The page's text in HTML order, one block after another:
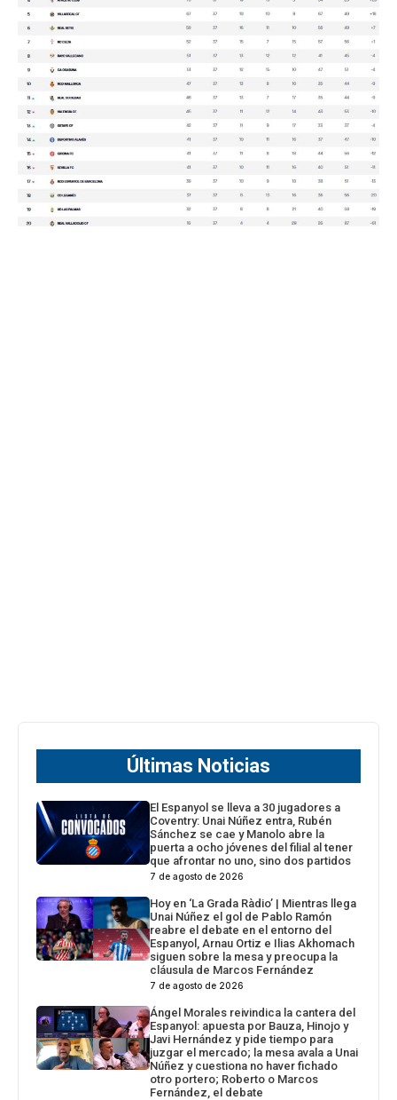
Últimas Noticias
El Espanyol se lleva a 30 jugadores a
Coventry: Unai Núñez entra, Rubén
Sánchez se cae y Manolo abre la
puerta a ocho jóvenes del filial al tener
que afrontar no uno, sino dos partidos
7 de agosto de 2026
Hoy en ‘La Grada Ràdio’ | Mientras llega
Unai Núñez el gol de Pablo Ramón
reabre el debate en el entorno del
Espanyol, Arnau Ortiz e Ilias Akhomach
siguen sobre la mesa y preocupa la
cláusula de Marcos Fernández
7 de agosto de 2026
Ángel Morales reivindica la cantera del
Espanyol: apuesta por Bauza, Hinojo y
Javi Hernández y pide tiempo para
juzgar el mercado; la mesa avala a Unai
Núñez y cuestiona no haver fichado
otro portero; Roberto o Marcos
Fernández, el debate